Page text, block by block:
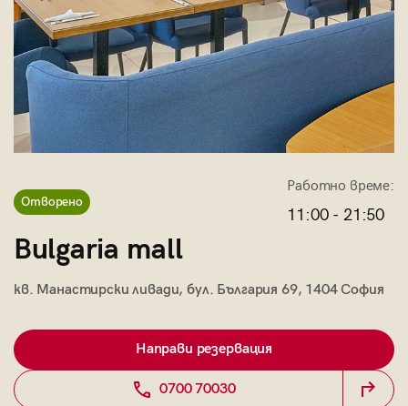
Отворено
Работно време:
11:00 - 21:50
Bulgaria mall
кв. Манастирски ливади, бул. България 69, 1404 София
Направи резервация
0700 70030